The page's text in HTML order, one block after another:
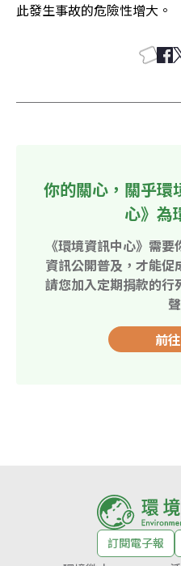
此發生事故的危險性增大。
你的關心，關乎
心》為
《環境資訊中心》需
資訊公開普及，才能
請您加入定期捐款的行
前
訂閱電子報